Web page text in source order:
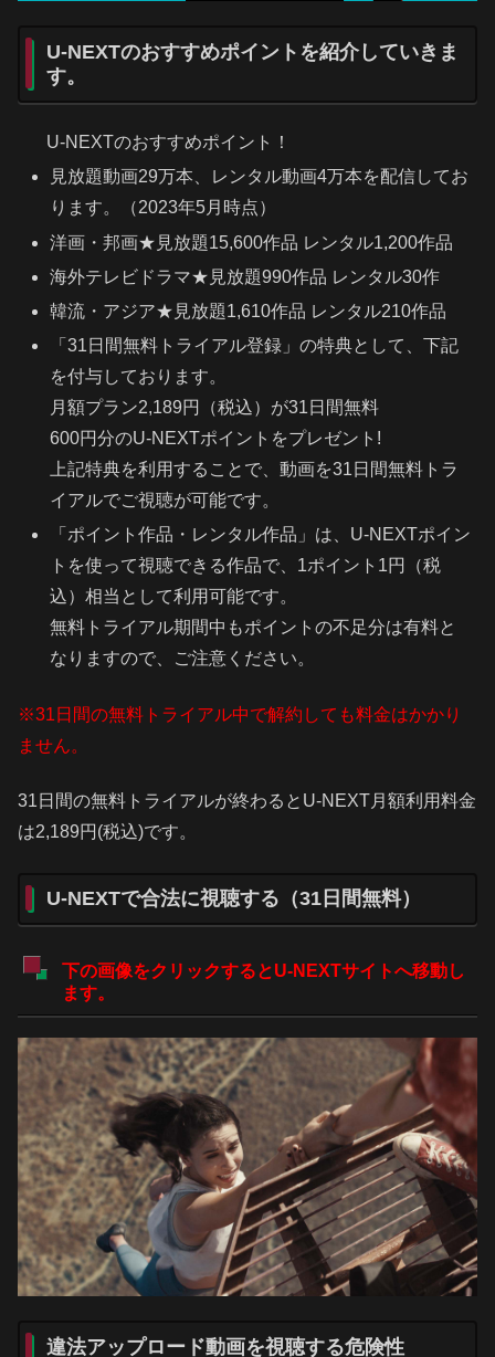
U-NEXTのおすすめポイントを紹介していきま
す。
U-NEXTのおすすめポイント！
見放題動画29万本、レンタル動画4万本を配信してお
ります。（2023年5月時点）
洋画・邦画★見放題15,600作品 レンタル1,200作品
海外テレビドラマ★見放題990作品 レンタル30作
韓流・アジア★見放題1,610作品 レンタル210作品
「31日間無料トライアル登録」の特典として、下記
を付与しております。
月額プラン2,189円（税込）が31日間無料
600円分のU-NEXTポイントをプレゼント!
上記特典を利用することで、動画を31日間無料トラ
イアルでご視聴が可能です。
「ポイント作品・レンタル作品」は、U-NEXTポイン
トを使って視聴できる作品で、1ポイント1円（税
込）相当として利用可能です。
無料トライアル期間中もポイントの不足分は有料と
なりますので、ご注意ください。
※31日間の無料トライアル中で解約しても料金はかかり
ません。
31日間の無料トライアルが終わるとU-NEXT月額利用料金
は2,189円(税込)です。
U-NEXTで合法に視聴する（31日間無料）
下の画像をクリックするとU-NEXTサイトへ移動し
ます。
違法アップロード動画を視聴する危険性